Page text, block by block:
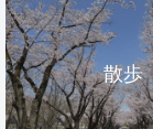
散歩